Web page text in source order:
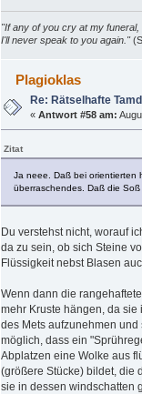
"If any of you cry at my funeral,
I'll never speak to you again."
Plagioklas
Re: Rätselhafte
«Antwort #58 am:
Zitat
Ja neee. Daß bei orientierten
überraschendes. Daß die
Du verstehst nicht, worauf
da zu sein, ob sich Steine
Flüssigkeit nebst Blasen
Wenn dann die
mehr Kruste hängen, da sie
des Mets aufzunehmen
möglich, dass ein
Abplatzen eine Wolke aus
(größere Stücke) bildet, die
sie in dessen windschatten